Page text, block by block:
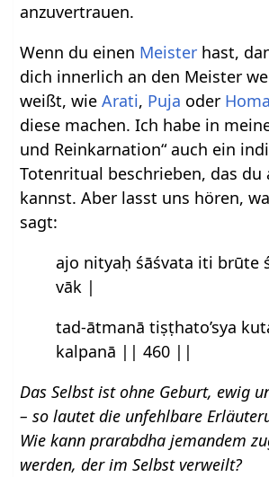
anzuvertrauen.
Wenn du einen Meister hast,
dich innerlich an den Meister
weißt, wieArati, Puja oder Homa
diese machen. Ich habe in
und Reinkarnation“ auch ein
Totenritual beschrieben, das du
kannst. Aber lasst uns hören,
sagt:
ajo nityaḥ śāśvata iti brūte
vāk |
tad-ātmanā tiṣṭhato’sya
kalpanā || 460 ||
Das Selbst ist ohne Geburt, ewig
– so lautet die unfehlbare
Wie kann prarabdha jemandem
werden, der im Selbst verweilt?